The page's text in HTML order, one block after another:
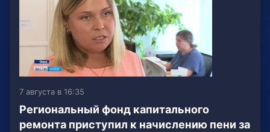
7 августа в 16:35
Региональный фонд капитального
ремонта приступил к начислению пени за